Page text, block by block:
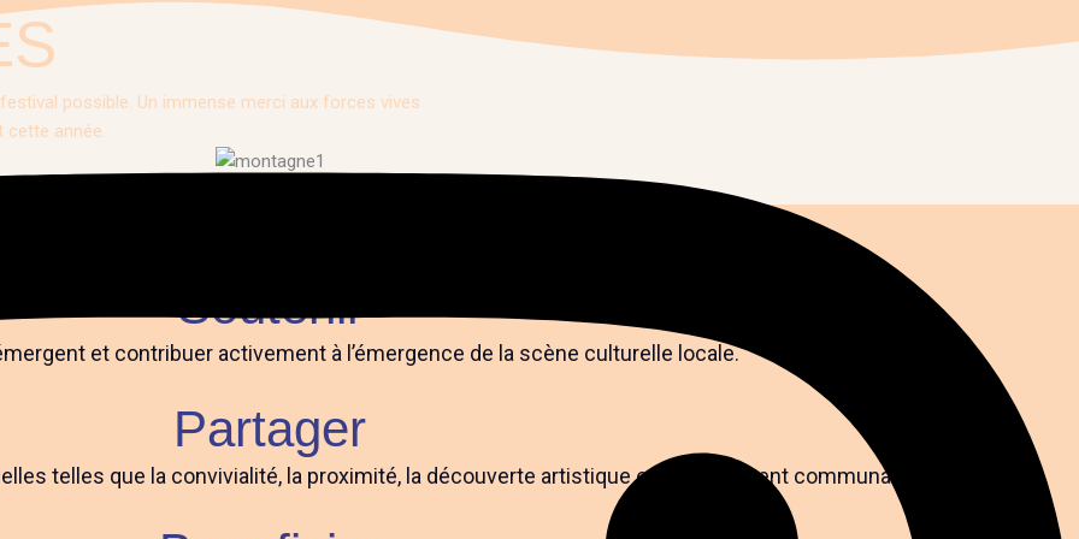
possible. Un immense merci aux forces vives
cette année.
Soutenir
et contribuer activement à l’émergence de la scène culturelle locale.
Partager
telles que la convivialité, la proximité, la découverte artistique et l’engagement communautaire.